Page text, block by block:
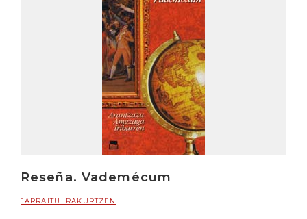
Reseña. Vademécum
JARRAITU IRAKURTZEN